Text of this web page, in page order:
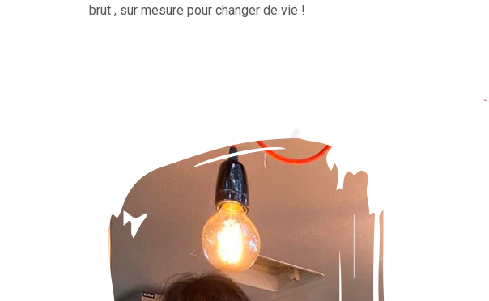
brut , sur mesure pour changer de vie !